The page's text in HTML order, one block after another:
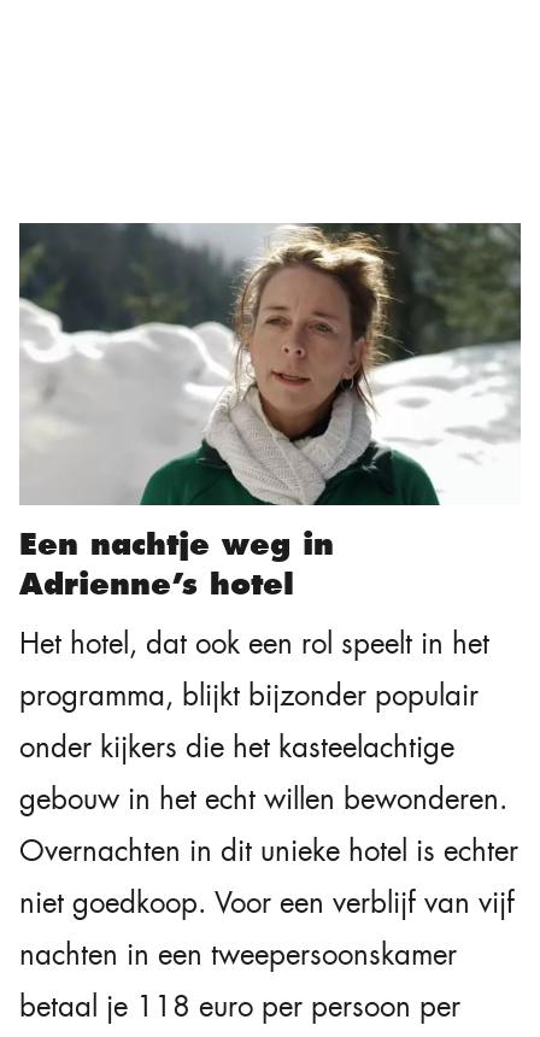
Een nachtje weg in
Adrienne’s hotel
Het hotel, dat ook een rol speelt in het
programma, blijkt bijzonder populair
onder kijkers die het kasteelachtige
gebouw in het echt willen bewonderen.
Overnachten in dit unieke hotel is echter
niet goedkoop. Voor een verblijf van vijf
nachten in een tweepersoonskamer
betaal je 118 euro per persoon per